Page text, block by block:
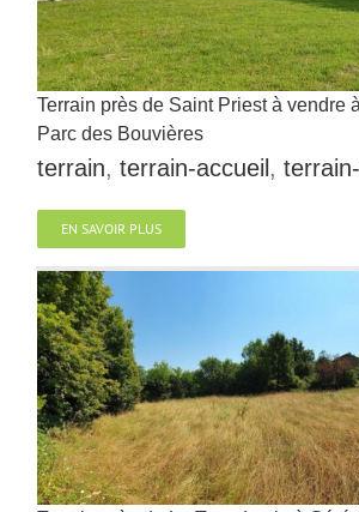
Terrain près de Saint Priest à vendre
Parc des Bouvières
terrain, terrain-accueil ,
EN SAVOIR PLUS